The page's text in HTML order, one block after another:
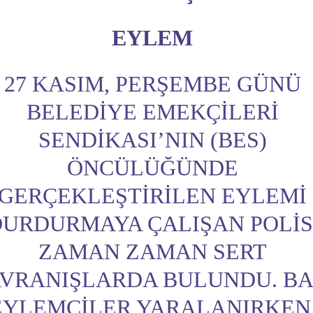
EYLEM
27 KASIM, PERŞEMBE GÜNÜ
BELEDIYE EMEKÇILERI
SENDIKASI’NIN (BES)
ÖNCÜLÜĞÜNDE
EYLEMI
ÇALIŞAN
ZAMAN ZAMAN SERT
BULUNDU.
YARALANIRKEN,